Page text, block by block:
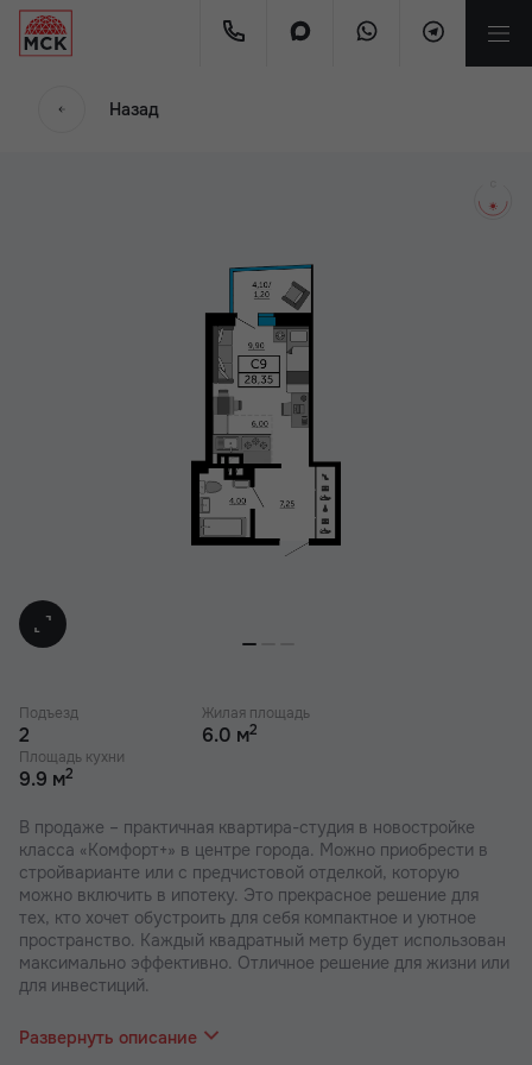
Назад
Подъезд
2
Жилая площадь
6.0 м2
Площадь кухни
9.9 м2
В продаже – практичная квартира-студия в новостройке
класса «Комфорт+» в центре города. Можно приобрести в
стройварианте или с предчистовой отделкой, которую
можно включить в ипотеку. Это прекрасное решение для
тех, кто хочет обустроить для себя компактное и уютное
пространство. Каждый квадратный метр будет использован
максимально эффективно. Отличное решение для жизни или
для инвестиций.
отделе продаж Вас проконсультируют по актуальным
предложениям.
Развернуть описание